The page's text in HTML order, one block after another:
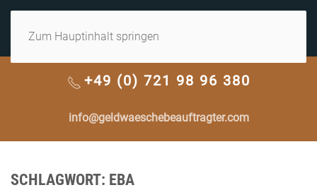
Zum Hauptinhalt springen
+49 (0) 721 98 96 380
info@geldwaeschebeauftragter.com
SCHLAGWORT: EBA